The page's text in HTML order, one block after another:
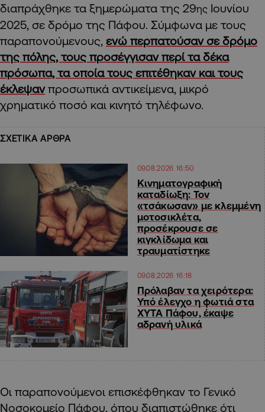
διαπράχθηκε τα ξημερώματα της 29ης Ιουνίου
2025, σε δρόμο της Πάφου. Σύμφωνα με τους
παραπονούμενους, ενώ περπατούσαν σε δρόμο
της πόλης, τους προσέγγισαν περί τα δέκα
πρόσωπα, τα οποία τους επιτέθηκαν και τους
έκλεψανπροσωπικά αντικείμενα, μικρό
χρηματικό ποσό και κινητό τηλέφωνο.
ΣΧΕΤΙΚΑ ΑΡΘΡΑ
09.08.2026 16:50
Κινηματογραφική
καταδίωξη: Τον
«τσάκωσαν» με κλεμμένη
μοτοσικλέτα,
προσέκρουσε σε
κιγκλίδωμα και
τραυματίστηκε
09.08.2026 16:18
Πρόλαβαν τα χειρότερα:
Υπό έλεγχο η φωτιά στα
ΧΥΤΑ Πάφου, έκαψε
αδρανή υλικά
Οι παραπονούμενοι επισκέφθηκαν το Γενικό
Νοσοκομείο Πάφου, όπου διαπιστώθηκε ότι